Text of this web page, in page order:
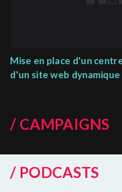
Mise en place d'un
d'un site web dynamique
/ CAMPAIGNS
/ PODCASTS